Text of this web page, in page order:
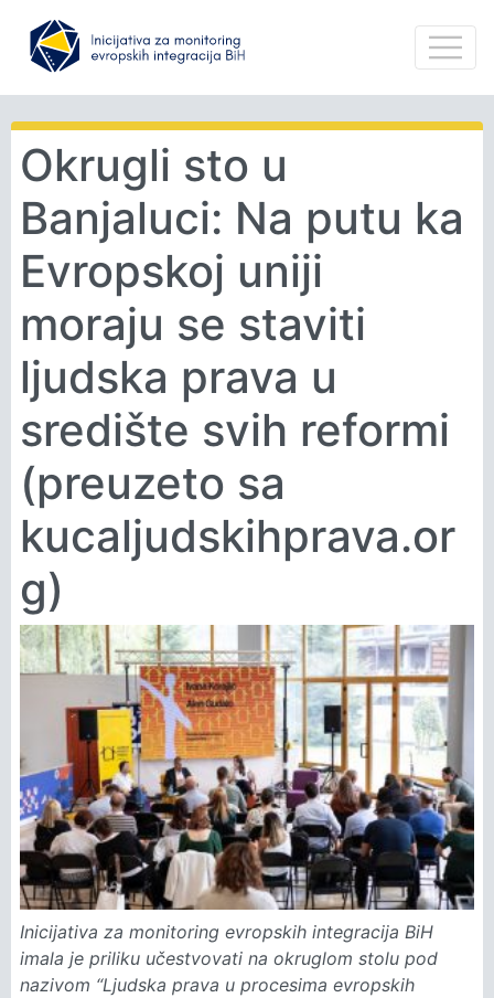
Okrugli sto u
Banjaluci: Na putu ka
Evropskoj uniji
moraju se staviti
ljudska prava u
središte svih reformi
(preuzeto sa
kucaljudskihprava.or
g)
Inicijativa za monitoring evropskih integracija BiH
imala je priliku učestvovati na okruglom stolu pod
nazivom “Ljudska prava u procesima evropskih